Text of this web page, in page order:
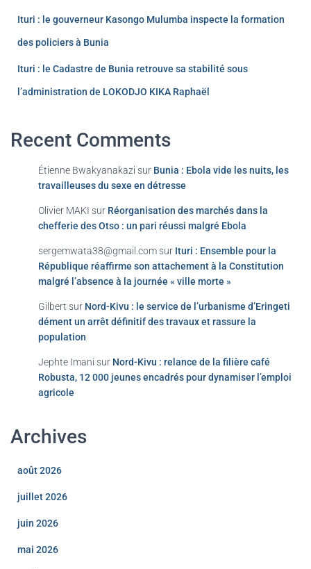
Ituri : le gouverneur Kasongo Mulumba inspecte la formation
des policiers à Bunia
Ituri : le Cadastre de Bunia retrouve sa stabilité sous
l’administration de LOKODJO KIKA Raphaël
Recent Comments
Étienne Bwakyanakazi sur Bunia : Ebola vide les nuits, les
travailleuses du sexe en détresse
Olivier MAKI sur Réorganisation des marchés dans la
chefferie des Otso : un pari réussi malgré Ebola
sergemwata38@gmail.comsur Ituri : Ensemble pour la
République réaffirme son attachement à la Constitution
malgré l’absence à la journée « ville morte »
Gilbert sur Nord-Kivu : le service de l’urbanisme d’Eringeti
dément un arrêt définitif des travaux et rassure la
population
Jephte Imani sur Nord-Kivu : relance de la filière café
Robusta, 12 000 jeunes encadrés pour dynamiser l’emploi
agricole
Archives
août 2026
juillet 2026
juin 2026
mai 2026